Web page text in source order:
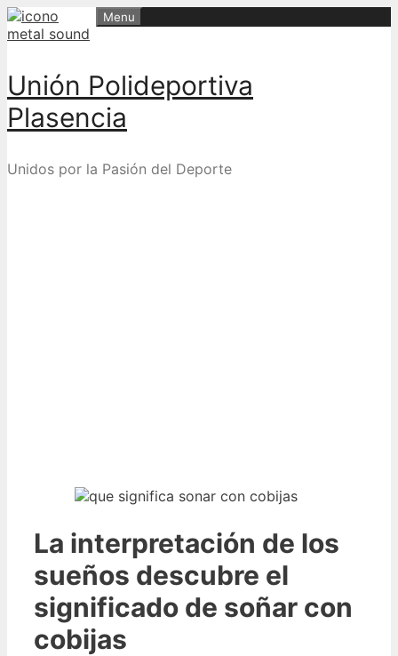
Skip
to
Unión Polideportiva
Plasencia
Unidos por la Pasión del Deporte
Menu
La interpretación de los
sueños descubre el
significado de soñar con
cobijas